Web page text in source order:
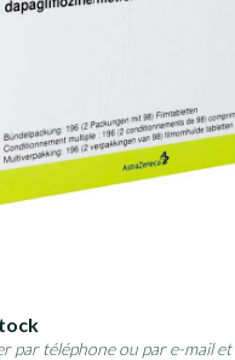
par téléphone ou par e-mail